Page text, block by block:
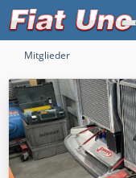
Mitglieder